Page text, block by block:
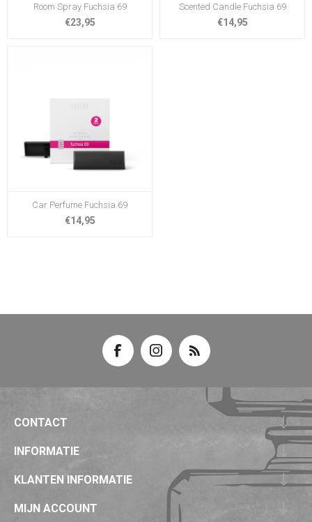
Room Spray Fuchsia 69
€23,95
Scented Candle Fuchsia 69
€14,95
Car Perfume Fuchsia 69
€14,95
CONTACT
INFORMATIE
KLANTEN INFORMATIE
MIJN ACCOUNT